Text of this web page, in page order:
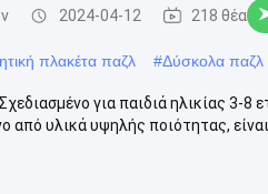
2024-04-12 218 θέα
πλακέτα παζλ #Δύσκολα παζλ
για παιδιά ηλικίας 3-8
υλικά υψηλής ποιότητας, είναι